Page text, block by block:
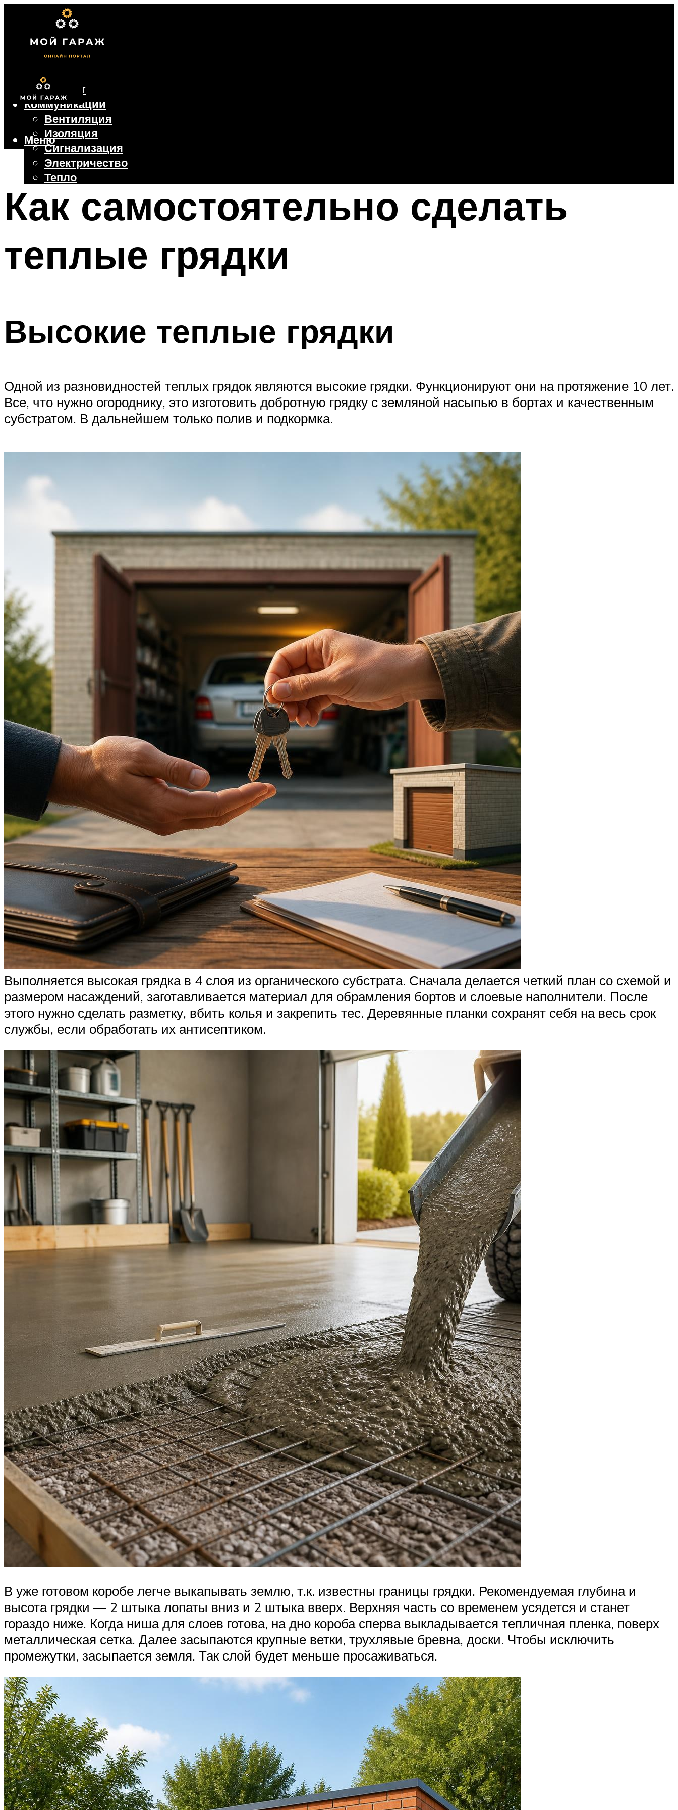
Фундамент
Коммуникации
Вентиляция
Изоляция
Сигнализация
Электричество
Тепло
Крыша
Ворота
Меню
Как самостоятельно сделать
теплые грядки
Высокие теплые грядки
Одной из разновидностей теплых грядок являются высокие грядки. Функционируют они на протяжение 10 лет.
Все, что нужно огороднику, это изготовить добротную грядку с земляной насыпью в бортах и качественным
субстратом. В дальнейшем только полив и подкормка.
Выполняется высокая грядка в 4 слоя из органического субстрата. Сначала делается четкий план со схемой и
размером насаждений, заготавливается материал для обрамления бортов и слоевые наполнители. После
этого нужно сделать разметку, вбить колья и закрепить тес. Деревянные планки сохранят себя на весь срок
службы, если обработать их антисептиком.
В уже готовом коробе легче выкапывать землю, т.к. известны границы грядки. Рекомендуемая глубина и
высота грядки — 2 штыка лопаты вниз и 2 штыка вверх. Верхняя часть со временем усядется и станет
гораздо ниже. Когда ниша для слоев готова, на дно короба сперва выкладывается тепличная пленка, поверх
металлическая сетка. Далее засыпаются крупные ветки, трухлявые бревна, доски. Чтобы исключить
промежутки, засыпается земля. Так слой будет меньше просаживаться.